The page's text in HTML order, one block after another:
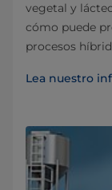
vegetal y
cómo puede
procesos
Lea nuestro